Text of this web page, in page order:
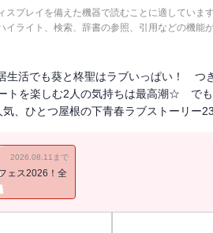
プレイを備えた機器で読むことに適しています
ライト、検索、辞書の参照、引用などの機能
活でも葵と柊聖はラブいっぱい！ つ
を楽しむ2人の気持ちは最高潮☆ でも
、ひとつ屋根の下青春ラブストーリー
2026.08.11まで
ェス2026！全